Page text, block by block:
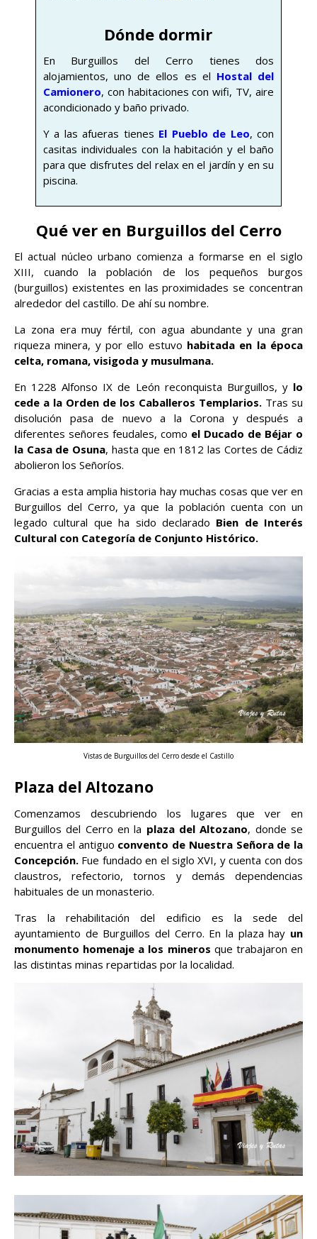
Dónde dormir
En Burguillos del Cerro tienes dos
alojamientos, uno de ellos es el Hostal del
Camionero, con habitaciones con wifi, TV, aire
acondicionado y baño privado.
Y a las afueras tienes El Pueblo de Leo, con
casitas individuales con la habitación y el baño
para que disfrutes del relax en el jardín y en su
piscina.
Qué ver en Burguillos del Cerro
El actual núcleo urbano comienza a formarse en el siglo
XIII, cuando la población de los pequeños burgos
(burguillos) existentes en las proximidades se concentran
alrededor del castillo. De ahí su nombre.
La zona era muy fértil, con agua abundante y una gran
riqueza minera, y por ello estuvo habitada en la época
celta, romana, visigoda y musulmana.
En 1228 Alfonso IX de León reconquista Burguillos, y lo
cede a la Orden de los Caballeros Templarios. Tras su
disolución pasa de nuevo a la Corona y después a
diferentes señores feudales, como el Ducado de Béjar o
la Casa de Osuna, hasta que en 1812 las Cortes de Cádiz
abolieron los Señoríos.
Gracias a esta amplia historia hay muchas cosas que ver en
Burguillos del Cerro, ya que la población cuenta con un
legado cultural que ha sido declarado Bien de Interés
Cultural con Categoría de Conjunto Histórico.
Vistas de Burguillos del Cerro desde el Castillo
Plaza del Altozano
Comenzamos descubriendo los lugares que ver en
Burguillos del Cerro en la plaza del Altozano, donde se
encuentra el antiguo convento de Nuestra Señora de la
Concepción. Fue fundado en el siglo XVI, y cuenta con dos
claustros, refectorio, tornos y demás dependencias
habituales de un monasterio.
Tras la rehabilitación del edificio es la sede del
ayuntamiento de Burguillos del Cerro. En la plaza hay un
monumento homenaje a los mineros que trabajaron en
las distintas minas repartidas por la localidad.